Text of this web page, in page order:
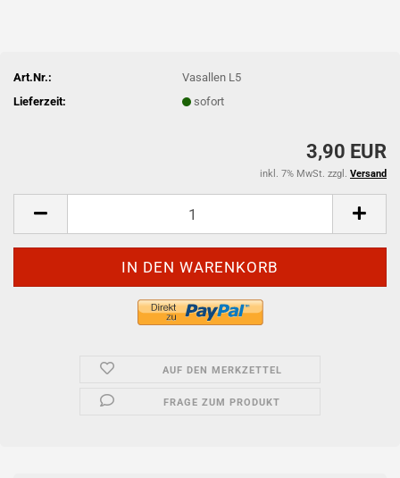
Art.Nr.:
Vasallen L5
Lieferzeit:
sofort
3,90 EUR
inkl. 7% MwSt. zzgl. Versand
AUF DEN MERKZETTEL
FRAGE ZUM PRODUKT